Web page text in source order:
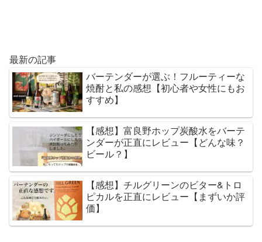
最新の記事
バーテンダーが選ぶ！フルーティーな
焼酎と私の感想【初心者や女性にもお
すすめ】
【感想】富良野ホップ炭酸水をバーテ
ンダーが正直にレビュー【どんな味？
ビール？】
【感想】チルグリーンのビター&トロ
ピカルを正直にレビュー【まずいか評
価】